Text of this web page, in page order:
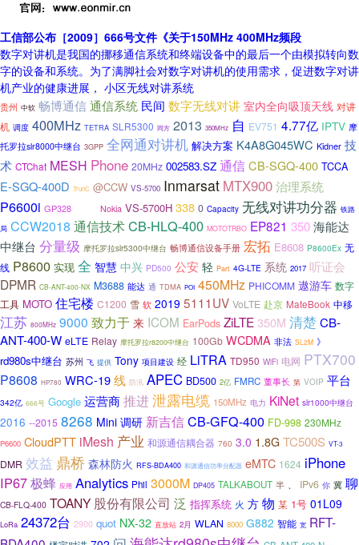
工信部公布［2009］666号文件《关于150MHz 400MHz频段
数字对讲机是我国的挪移通信系统和终端设备中的最后一个由模拟转向数
字的设备和系统。为了满脚社会对数字对讲机的使用需求，促进数字对讲
机产业的健康进展， 小区无线对讲系统
贵州 中软 畅博通信通信系统 民间 数字无线对讲室内全向吸顶天线 对讲
机 调度 400MHz TETRA SLR5300 同方 2013 350MHz 自 EV751 4.77亿 IPTV 摩
托罗拉slr8000中继台 3GPP 全网通对讲机 解决方案 K4A8G045WC Kidner 技
术 CTChat MESH Phone 20MHz 002583.SZ 通信CB-SGQ-400 TCCA
E-SGQ-400D TrunC @CCW VS-5700 Inmarsat MTX900治理系统
P6600i GP328 Nokia VS-5700H 338 0 Capacity 无线对讲功分器 铁路
局 CCW2018 通信技术CB-HLQ-400 MOTOTRBO EP821 350海能达
中继台 分量级 摩托罗拉slr5300中继台 畅博通信设备手册 宏拓 E8608 P8600Ex 无
线 P8600 实现 全 智慧 中兴 PD500 公安 轻 Part 4G-LTE 系统 2017 听证会
DPMR CB-ANT-400-NX M3688 能达 通 TDMA POI 450MHz PHICOMM 遨游车 数字
工具 MOTO 住宅楼 C1200 雪 软 2019 5111UV VoLTE 赴京 MateBook 中移
江苏 800MHz 9000 致力于 来 ICOM EarPods ZiLTE350M 清楚 CB-
ANT-400-W eLTE Relay 摩托罗拉r8200中继台 100Gb WCDMA 非法 SL2M 》
rd980s中继台 苏州 飞 提供 Tony 项目建设 经 LiTRA TD950 WiFi 电网 PTX700
P8608 HP780 WRC-19线 防汛 APEC BD500 2亿 FMRC 董事长 第 VOIP 平台
342亿 666号 Google 运营商推进 泄露电缆 150MHz 电力 KiNet slr1000中继台
2016 --2015 8268 Mini 调研 新吉信CB-GFQ-400 FD-998 230MHz
P6600 CloudPTT iMesh 产业 和源通信耦合器 760 3.0 1.8G TC500S VT-3
DMR 效益 鼎桥 森林防火 RFS-BDA400 和源通信功率分配器 eMTC 1624 iPhone
IP67极蜂 应用 Analytics Phil 3000M DP405 TALKABOUT 半 IPv6 你 冀 聊
CB-FLQ-400 TOANY 股份有限公司 泛 指挥系统 火 方 物 某 1号 01L09
LoRa 24372台 2900 quot NX-32 直放站 2月 WLAN 8000 G882 智能 宽 RFT-